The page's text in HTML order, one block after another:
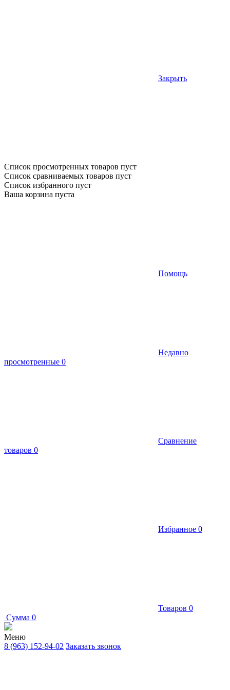
Закрыть
Список просмотренных товаров пуст
Список сравниваемых товаров пуст
Список избранного пуст
Ваша корзина пуста
Помощь
Недавно
просмотренные 0
Сравнение
товаров 0
Избранное 0
Товаров 0
Сумма 0
Меню
8 (963) 152-94-02 Заказать звонок